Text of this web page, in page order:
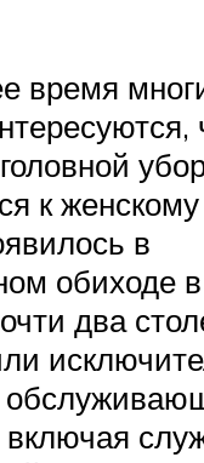
время
к женскому
в
обиходе
два